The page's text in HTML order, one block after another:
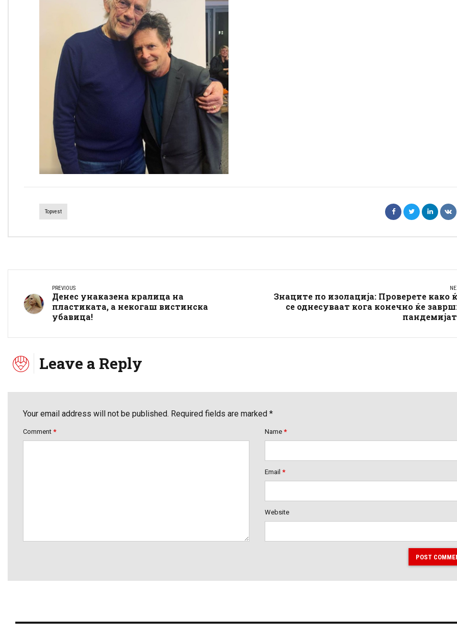
Topvest
PREVIOUS
Денес унаказена кралица на
пластиката, а некогаш вистинска
убавица!
Знаците по изолација: Проверете како
се однесуваат кога конечно ќе
Leave a Reply
Your email address will not be published. Required fields are marked *
Comment * Name *
Email *
Website
POST